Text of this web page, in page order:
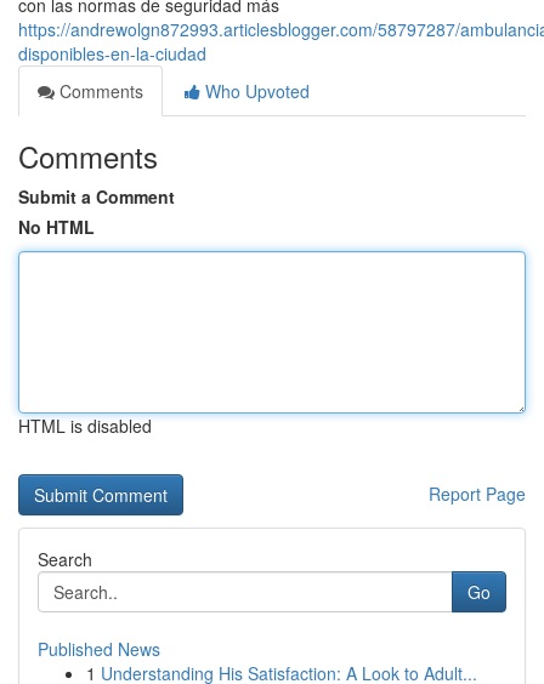
con las normas de seguridad más
https://andrewolgn872993.articlesblogger.com/58797287/
disponibles-en-la-ciudad
Comments
Who Upvoted
Comments
Submit a Comment
No HTML
HTML is disabled
Report Page
Search
Go
Published News
1 Understanding His Satisfaction: A Look to Adult...